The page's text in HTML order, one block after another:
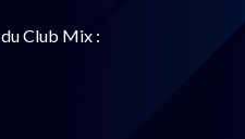
Club Mix :